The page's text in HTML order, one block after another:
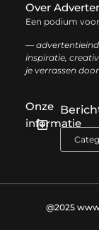
Over
Een podium
—
inspiratie,
je verrassen
Onze
informatie
@2025